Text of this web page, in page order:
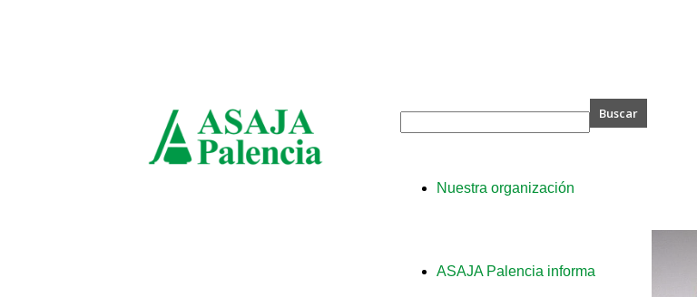
Nuestra organización
ASAJA Palencia informa